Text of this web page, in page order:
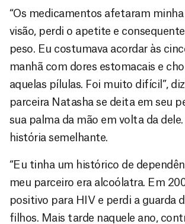
“Os medicamentos afetaram minha
visão, perdi o apetite e
peso. Eu costumava acordar às
manhã com dores estomacais e
aquelas pílulas. Foi muito difícil”,
parceira Natasha se deita em seu
sua palma da mão em volta da
história semelhante.
“Eu tinha um histórico de
meu parceiro era alcoólatra. Em
positivo para HIV e perdi a guarda
filhos. Mais tarde naquele ano,